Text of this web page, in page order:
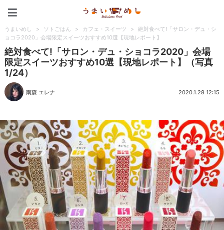
うまいめし > ソトごはん > カフェ・スイーツ >
絶対食べて!「サロン・デュ・シ
ョコラ2020」会場限定スイーツおすすめ10選【現地レポート】
絶対食べて!「サロン・デュ・ショコラ2020」会場
限定スイーツおすすめ10選【現地レポート】（写真
1/24）
南森 エレナ 2020.1.28 12:15